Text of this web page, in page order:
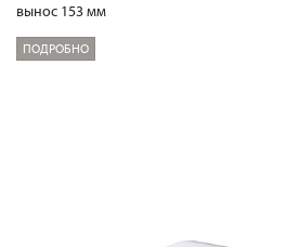
вынос 153 мм
ПОДРОБНО